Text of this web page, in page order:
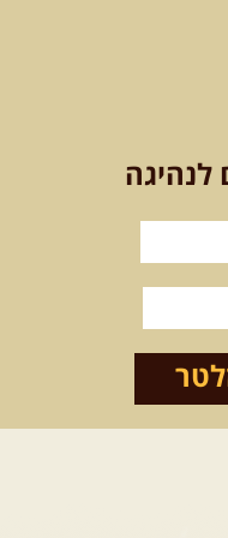
לנהיגה